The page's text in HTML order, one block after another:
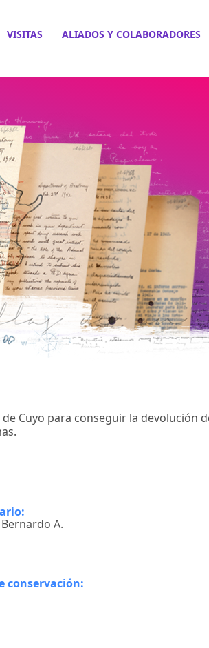
VISITAS ALIADOS Y COLABORADORES
Cuyo para conseguir la devolución
A.
conservación: